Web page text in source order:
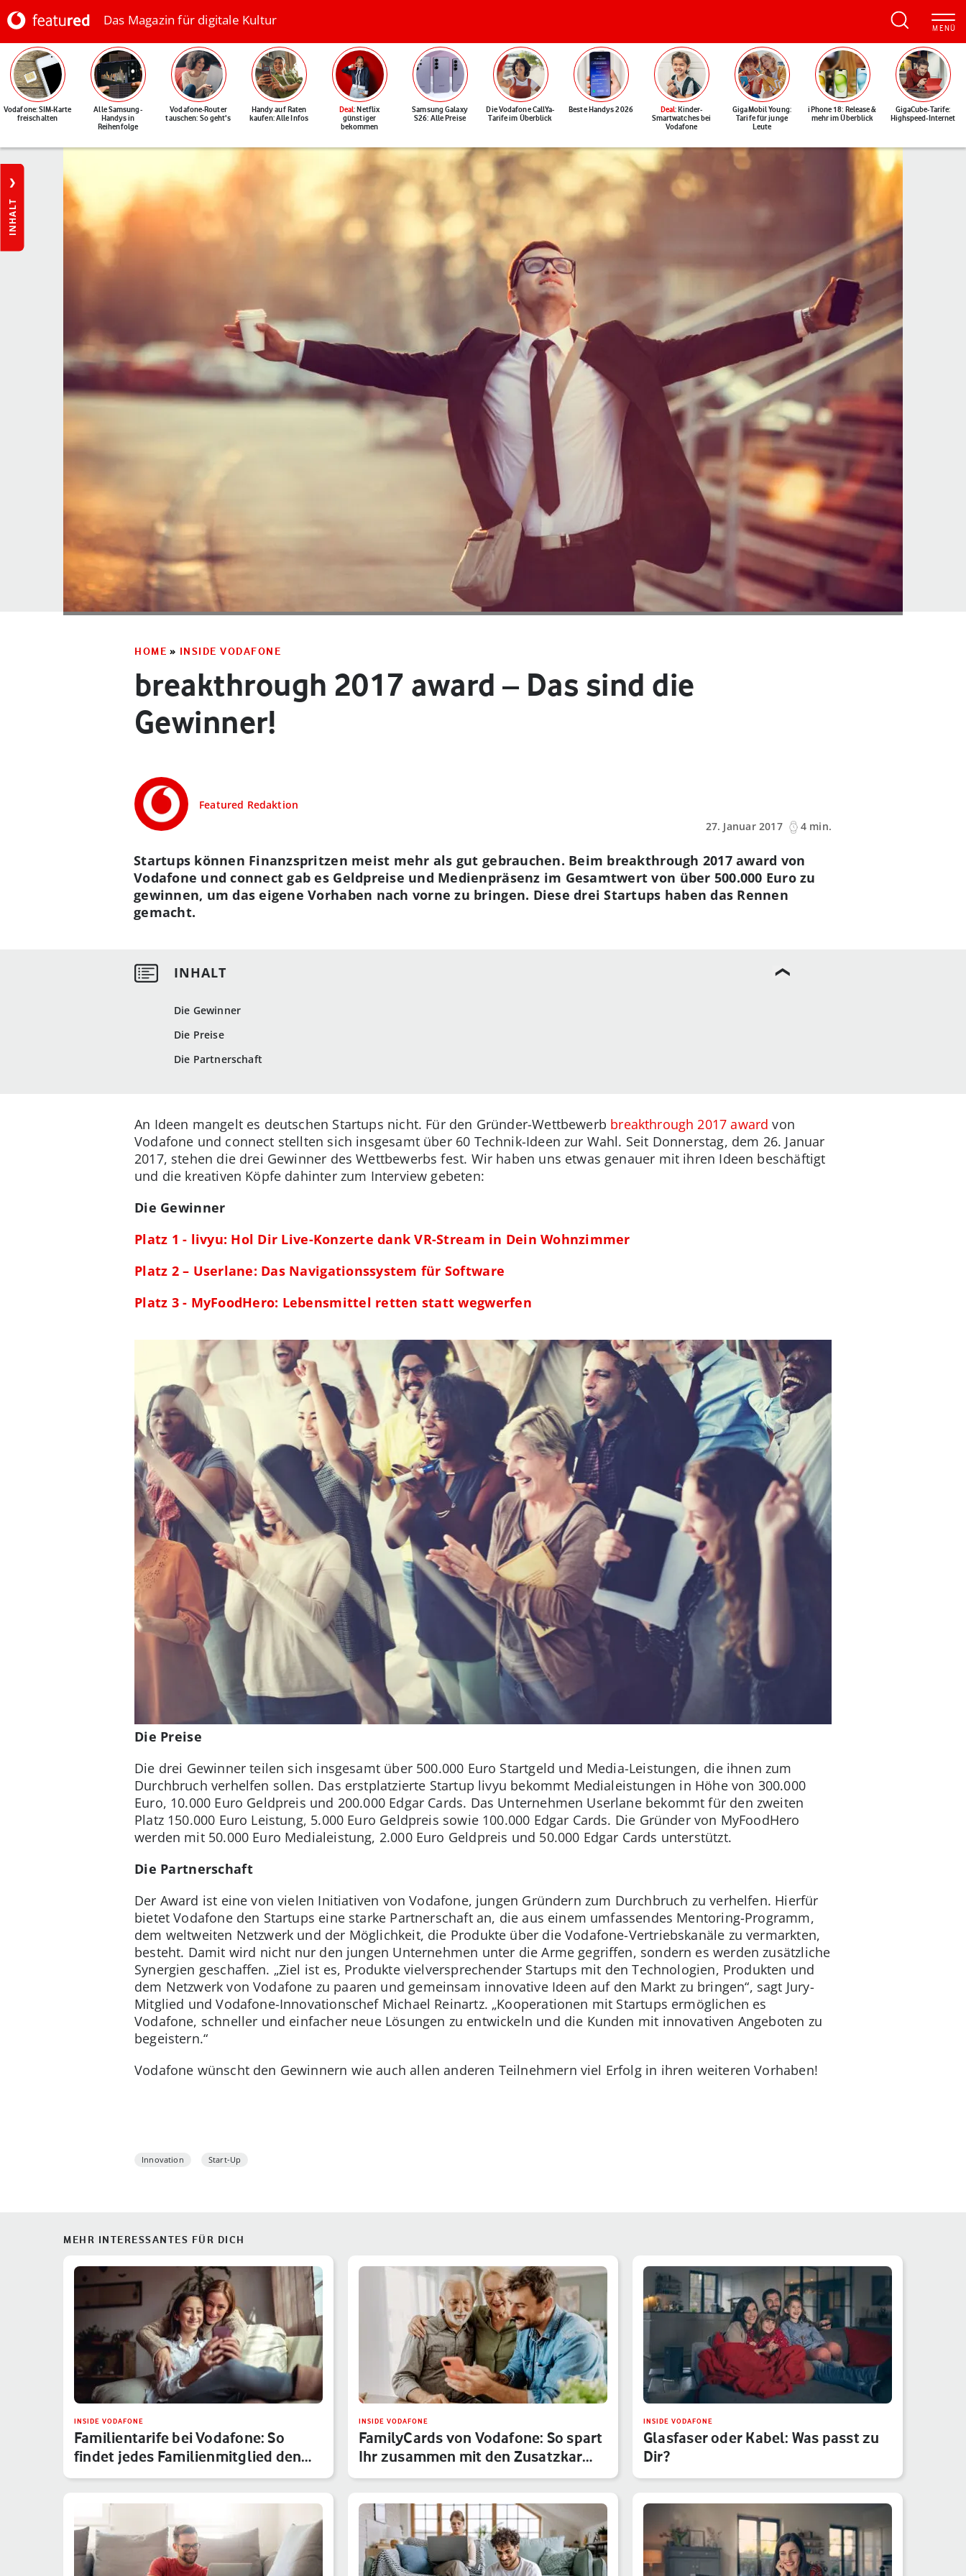
Das Magazin für digitale Kultur
Vodafone: SIM-Karte
freischalten
Alle Samsung-
Handys in
Reihenfolge
Vodafone-Router
tauschen: So geht's
Handy auf Raten
kaufen: Alle Infos
Deal: Netflix
günstiger
bekommen
Samsung Galaxy
S26: Alle Preise
Die Vodafone CallYa-
Tarife im Überblick
Beste Handys 2026 Deal: Kinder-
Smartwatches bei
Vodafone
GigaMobil Young:
Tarife für junge
Leute
iPhone 18: Release &
mehr im Überblick
GigaCube-Tarife:
Highspeed-Internet
INHALT
HOME » INSIDE VODAFONE
breakthrough 2017 award – Das sind die
Gewinner!
Featured Redaktion
27. Januar 2017
4 min.
Die Gewinner
Die Preise
Die Partnerschaft
Startups können Finanzspritzen meist mehr als gut gebrauchen. Beim breakthrough 2017 award von
Vodafone und connect gab es Geldpreise und Medienpräsenz im Gesamtwert von über 500.000 Euro zu
gewinnen, um das eigene Vorhaben nach vorne zu bringen. Diese drei Startups haben das Rennen
gemacht.
An Ideen mangelt es deutschen Startups nicht. Für den Gründer-Wettbewerb breakthrough 2017 award von
Vodafone und connect stellten sich insgesamt über 60 Technik-Ideen zur Wahl. Seit Donnerstag, dem 26. Januar
2017, stehen die drei Gewinner des Wettbewerbs fest. Wir haben uns etwas genauer mit ihren Ideen beschäftigt
und die kreativen Köpfe dahinter zum Interview gebeten:
Die Gewinner
Platz 1 - livyu: Hol Dir Live-Konzerte dank VR-Stream in Dein Wohnzimmer
Platz 2 – Userlane: Das Navigationssystem für Software
Platz 3 - MyFoodHero: Lebensmittel retten statt wegwerfen
Die Preise
Die drei Gewinner teilen sich insgesamt über 500.000 Euro Startgeld und Media-Leistungen, die ihnen zum
Durchbruch verhelfen sollen. Das erstplatzierte Startup livyu bekommt Medialeistungen in Höhe von 300.000
Euro, 10.000 Euro Geldpreis und 200.000 Edgar Cards. Das Unternehmen Userlane bekommt für den zweiten
Platz 150.000 Euro Leistung, 5.000 Euro Geldpreis sowie 100.000 Edgar Cards. Die Gründer von MyFoodHero
werden mit 50.000 Euro Medialeistung, 2.000 Euro Geldpreis und 50.000 Edgar Cards unterstützt.
Die Partnerschaft
Der Award ist eine von vielen Initiativen von Vodafone, jungen Gründern zum Durchbruch zu verhelfen. Hierfür
bietet Vodafone den Startups eine starke Partnerschaft an, die aus einem umfassendes Mentoring-Programm,
dem weltweiten Netzwerk und der Möglichkeit, die Produkte über die Vodafone-Vertriebskanäle zu vermarkten,
besteht. Damit wird nicht nur den jungen Unternehmen unter die Arme gegriffen, sondern es werden zusätzliche
Synergien geschaffen. „Ziel ist es, Produkte vielversprechender Startups mit den Technologien, Produkten und
dem Netzwerk von Vodafone zu paaren und gemeinsam innovative Ideen auf den Markt zu bringen“, sagt Jury-
Mitglied und Vodafone-Innovationschef Michael Reinartz. „Kooperationen mit Startups ermöglichen es
Vodafone, schneller und einfacher neue Lösungen zu entwickeln und die Kunden mit innovativen Angeboten zu
begeistern.“
Vodafone wünscht den Gewinnern wie auch allen anderen Teilnehmern viel Erfolg in ihren weiteren Vorhaben!
Innovation Start-Up
MEHR INTERESSANTES FÜR DICH
INSIDE VODAFONE
Familientarife bei Vodafone: So
findet jedes Familienmitglied den…
INSIDE VODAFONE
FamilyCards von Vodafone: So spart
Ihr zusammen mit den Zusatzkar…
INSIDE VODAFONE
Glasfaser oder Kabel: Was passt zu
Dir?